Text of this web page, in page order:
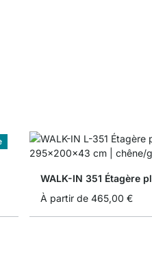
WALK-IN 351 Étagère
À partir de 465,00 €